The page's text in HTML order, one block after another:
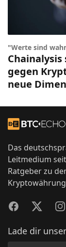
"Werte sind
gegen
neue
Zur Startseite
Das
Leitmedium
Ratgeber zu
FacebookTwitter
Lade dir